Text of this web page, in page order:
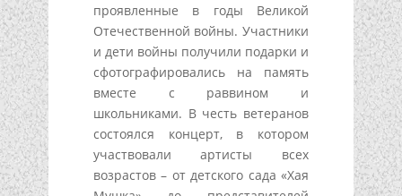
проявленные в годы Великой
Отечественной войны. Участники
и дети войны получили подарки и
сфотографировались на память
вместе с раввином и
школьниками. В честь ветеранов
состоялся концерт, в котором
участвовали артисты всех
возрастов – от детского сада «Хая